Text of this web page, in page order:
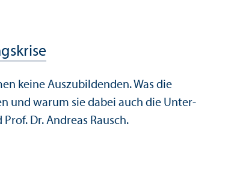
keine Auszubildenden. Was die
und warum sie dabei auch die Unter­
Dr. Andreas Rausch.